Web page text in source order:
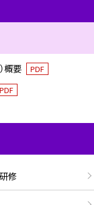
概要 PDF
PDF
修